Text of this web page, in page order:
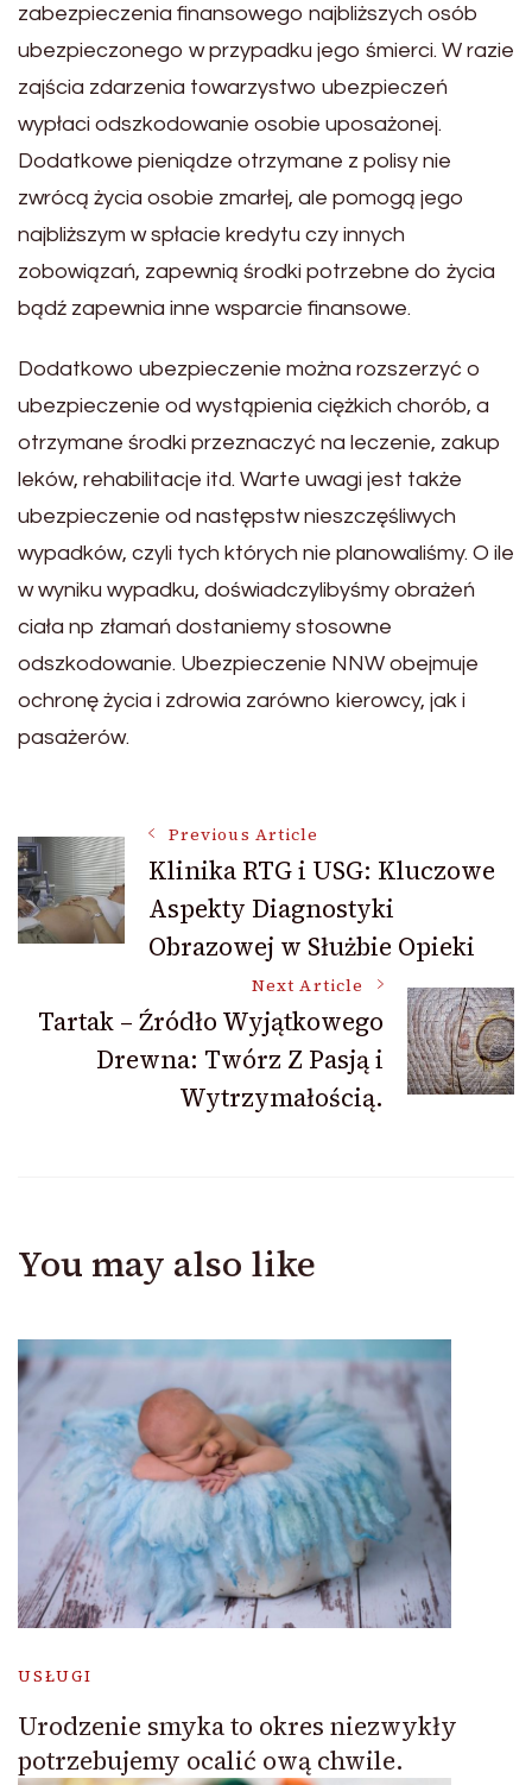
zabezpieczenia finansowego najbliższych osób
ubezpieczonego w przypadku jego śmierci. W razie
zajścia zdarzenia towarzystwo ubezpieczeń
wypłaci odszkodowanie osobie uposażonej.
Dodatkowe pieniądze otrzymane z polisy nie
zwrócą życia osobie zmarłej, ale pomogą jego
najbliższym w spłacie kredytu czy innych
zobowiązań, zapewnią środki potrzebne do życia
bądź zapewnia inne wsparcie finansowe.
Dodatkowo ubezpieczenie można rozszerzyć o
ubezpieczenie od wystąpienia ciężkich chorób, a
otrzymane środki przeznaczyć na leczenie, zakup
leków, rehabilitacje itd. Warte uwagi jest także
ubezpieczenie od następstw nieszczęśliwych
wypadków, czyli tych których nie planowaliśmy. O ile
w wyniku wypadku, doświadczylibyśmy obrażeń
ciała np złamań dostaniemy stosowne
odszkodowanie. Ubezpieczenie NNW obejmuje
ochronę życia i zdrowia zarówno kierowcy, jak i
pasażerów.
Post
Navigation
Previous Article
Klinika RTG i USG: Kluczowe
Aspekty Diagnostyki
Obrazowej w Służbie Opieki
Next Article
Tartak – Źródło Wyjątkowego
Drewna: Twórz Z Pasją i
Wytrzymałością.
You may also like
USŁUGI
Urodzenie smyka to okres niezwykły
potrzebujemy ocalić ową chwile.